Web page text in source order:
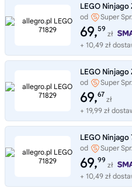
od Super
69,59
zł
+ 10,49 zł
od Super
69,67
zł
+ 19,99 zł
LEGO
od Super
69,99
zł
+ 10,49 zł